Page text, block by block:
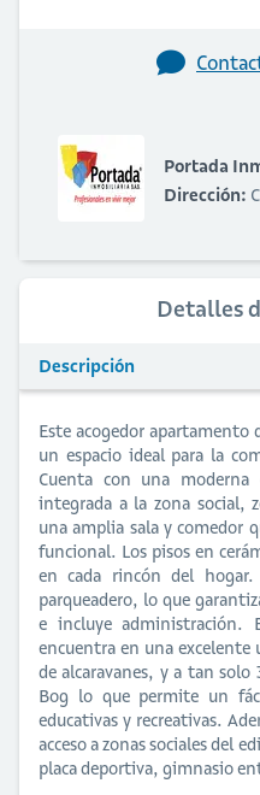
Portada
Dirección:
Detalles
Descripción
Este acogedor apartamento
un espacio ideal para la
Cuenta con una moderna
integrada a la zona social,
una amplia sala y comedor
funcional. Los pisos en
en cada rincón del
parqueadero, lo que
e incluye administración.
encuentra en una excelente
de alcaravanes, y a tan
Bog lo que permite un
educativas y recreativas.
acceso a zonas sociales del
placa deportiva, gimnasio